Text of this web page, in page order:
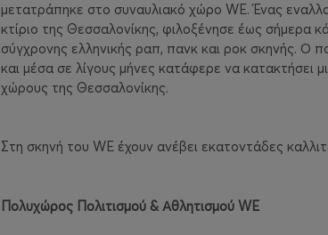
μετατράπηκε στο συναυλιακό χώρο WE. Ένας
κτίριο της Θεσσαλονίκης, φιλοξένησε έως σήμερα
σύγχρονης ελληνικής ραπ, πανκ και ροκ σκηνής. Ο
και μέσα σε λίγους μήνες κατάφερε να κατακτήσει
χώρους της Θεσσαλονίκης.
Στη σκηνή του WE έχουν ανέβει εκατοντάδες
Πολυχώρος Πολιτισμού & Αθλητισμού WE